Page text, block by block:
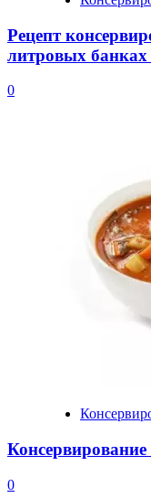
Рецепт
литровых банках
0
0